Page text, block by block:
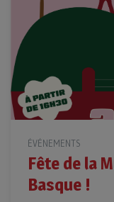
ÉVÉNEMENTS
Fête de la
Basque !